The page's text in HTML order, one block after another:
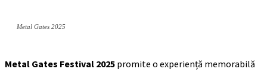
Metal Gates 2025
Metal Gates Festival 2025 promite o experiență memorabilă